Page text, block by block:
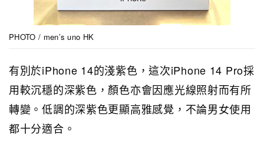
PHOTO / men’s uno HK
有別於iPhone 14的淺紫色，這次iPhone 14 Pro採
用較沉穩的深紫色，顏色亦會因應光線照射而有所
轉變。低調的深紫色更顯高雅感覺，不論男女使用
都十分適合。